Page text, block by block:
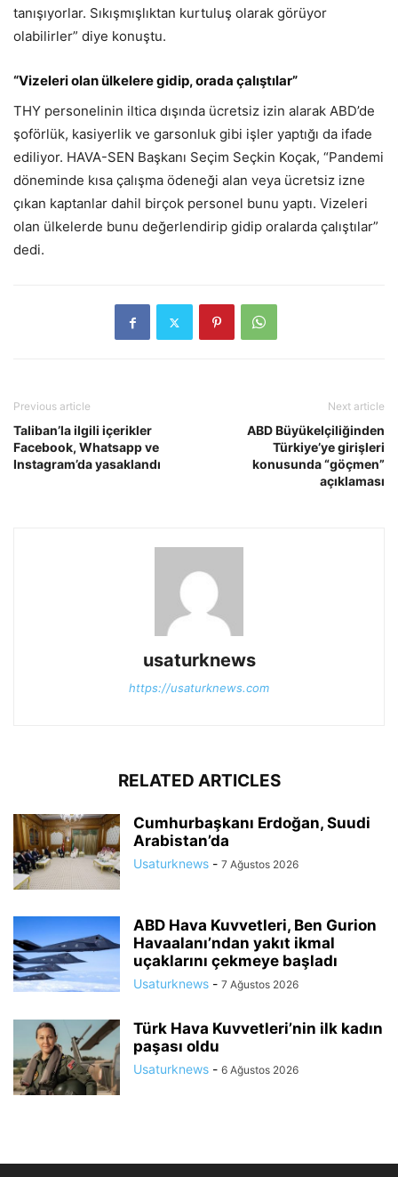
tanışıyorlar. Sıkışmışlıktan kurtuluş olarak görüyor
olabilirler” diye konuştu.
“Vizeleri olan ülkelere gidip, orada çalıştılar”
THY personelinin iltica dışında ücretsiz izin alarak ABD’de
şoförlük, kasiyerlik ve garsonluk gibi işler yaptığı da ifade
ediliyor. HAVA-SEN Başkanı Seçim Seçkin Koçak, “Pandemi
döneminde kısa çalışma ödeneği alan veya ücretsiz izne
çıkan kaptanlar dahil birçok personel bunu yaptı. Vizeleri
olan ülkelerde bunu değerlendirip gidip oralarda çalıştılar”
dedi.
Previous article
Taliban’la ilgili içerikler
Facebook, Whatsapp ve
Instagram’da yasaklandı
Next article
ABD Büyükelçiliğinden
Türkiye’ye girişleri
konusunda “göçmen”
açıklaması
usaturknews
https://usaturknews.com
RELATED ARTICLES
Cumhurbaşkanı Erdoğan, Suudi
Arabistan’da
Usaturknews - 7 Ağustos 2026
ABD Hava Kuvvetleri, Ben Gurion
Havaalanı’ndan yakıt ikmal
uçaklarını çekmeye başladı
Usaturknews - 7 Ağustos 2026
Türk Hava Kuvvetleri’nin ilk kadın
paşası oldu
Usaturknews - 6 Ağustos 2026